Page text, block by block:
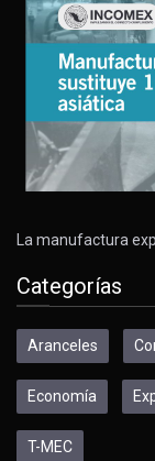
La manufactura
Categorías
Aranceles
Economía
T-MEC